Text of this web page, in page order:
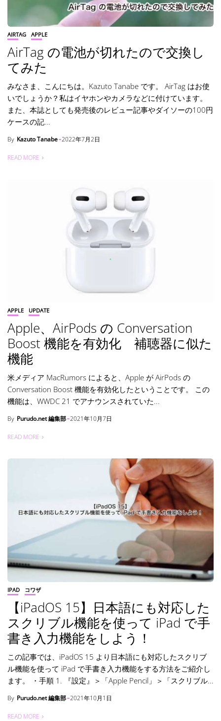
AIRTAG APPLE
AirTag の電池が切れたので交換し
てみた
みなさま、こんにちは。Kazuto Tanabe です。 AirTag はお使
いでしょうか？私はイヤホンやカメラなどに付けています。
また、本誌としても発売後のレビュー記事やダイソーの100円
ケースの記...
By Kazuto Tanabe 2022年7月2日
READ MORE
APPLE UPDATE
Apple、AirPods の Conversation
Boost 機能を有効化 補聴器に似た
機能
米メディア MacRumors によると、Apple が AirPods の
Conversation Boost 機能を有効化したということです。 この
機能は、WWDC 21 でアナウンスされていた...
By Purudo.net 編集部 2021年10月7日
READ MORE
IPAD コワザ
【iPadOS 15】日本語にも対応した
スクリブル機能を使って iPad で手
書き入力機能をしよう！
この記事では、iPadOS 15 より日本語にも対応したスクリブ
ル機能を使って iPad で手書き入力機能をする方法をご紹介し
ます。 ・手順 1. 『設定』＞「Apple Pencil」＞「スクリブル...
By Purudo.net 編集部 2021年10月1日
READ MORE